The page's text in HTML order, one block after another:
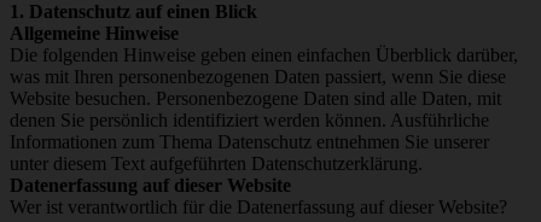
1. Datenschutz auf einen Blick
Allgemeine Hinweise
Die folgenden Hinweise geben einen einfachen Überblick darüber,
was mit Ihren personenbezogenen Daten passiert, wenn Sie diese
Website besuchen. Personenbezogene Daten sind alle Daten, mit
denen Sie persönlich identifiziert werden können. Ausführliche
Informationen zum Thema Datenschutz entnehmen Sie unserer
unter diesem Text aufgeführten Datenschutzerklärung.
Datenerfassung auf dieser Website
Wer ist verantwortlich für die Datenerfassung auf dieser Website?